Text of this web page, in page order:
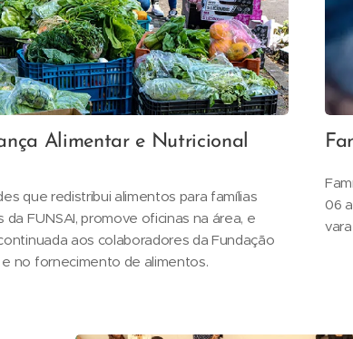
Alimentar e Nutricional
que redistribui alimentos para famílias
FUNSAI, promove oficinas na área, e
aos colaboradores da Fundação
no fornecimento de alimentos.
06